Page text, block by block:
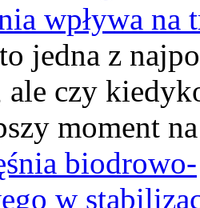
wpływa na
jedna z
czy
moment